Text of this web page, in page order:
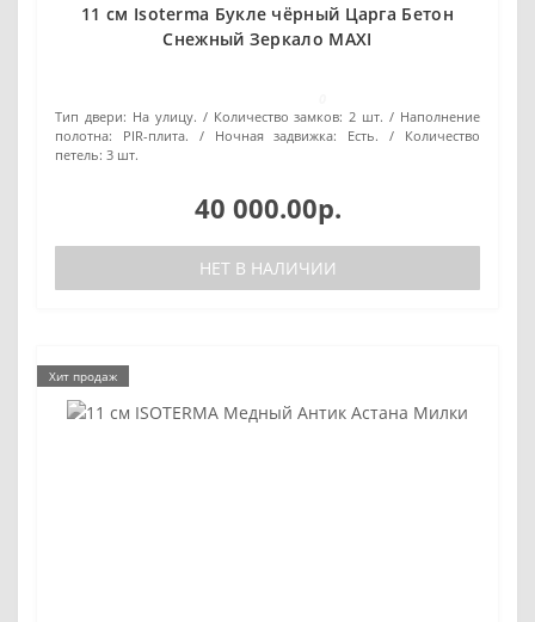
11 см Isoterma Букле чёрный Царга Бетон
Снежный Зеркало MAXI
Тип двери: На улицу. Количество замков: 2 шт.
Наполнение
полотна:
PIR-плита. Ночная задвижка: Есть.
Количество
петель: 3 шт.
40 000.00р.
НЕТ В НАЛИЧИИ
Хит продаж